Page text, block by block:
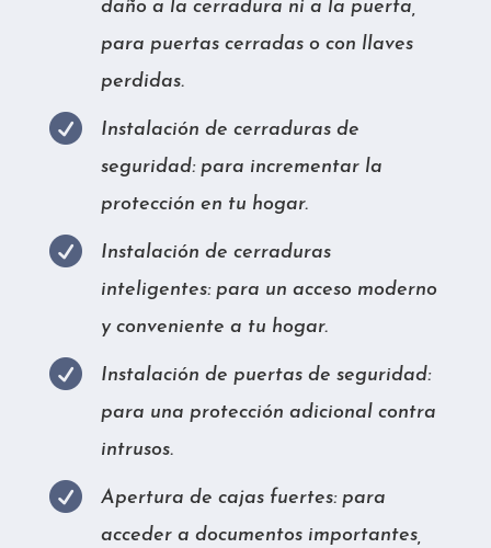
daño a la cerradura ni a la puerta,
para puertas cerradas o con llaves
perdidas.

Instalación de cerraduras de
seguridad: para incrementar la
protección en tu hogar.

Instalación de cerraduras
inteligentes: para un acceso moderno
y conveniente a tu hogar.

Instalación de puertas de seguridad:
para una protección adicional contra
intrusos.

Apertura de cajas fuertes: para
acceder a documentos importantes,